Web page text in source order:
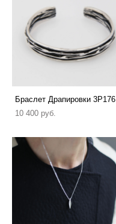
Браслет Драпировки 3P176
10 400 pуб.